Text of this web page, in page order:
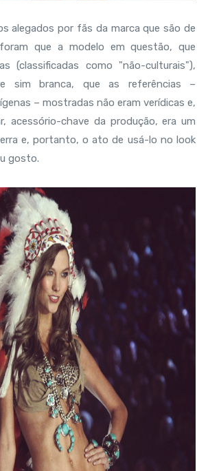
alegados por fãs da marca que são de
que a modelo em questão, que
(classificadas como "não-culturais"),
sim branca, que as referências –
– mostradas não eram verídicas e,
acessório-chave da produção, era um
e, portanto, o ato de usá-lo no look
gosto.